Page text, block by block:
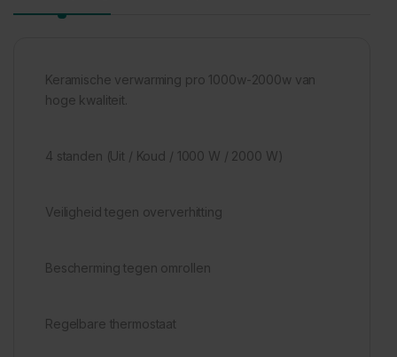
Keramische verwarming pro 1000w-2000w van
hoge kwaliteit.
4 standen (Uit / Koud / 1000 W / 2000 W)
Veiligheid tegen oververhitting
Bescherming tegen omrollen
Regelbare thermostaat